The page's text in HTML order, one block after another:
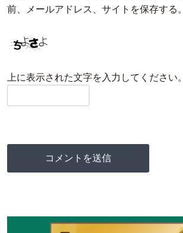
前、メールアドレス、サイトを保存する。
上に表示された文字を入力してください。